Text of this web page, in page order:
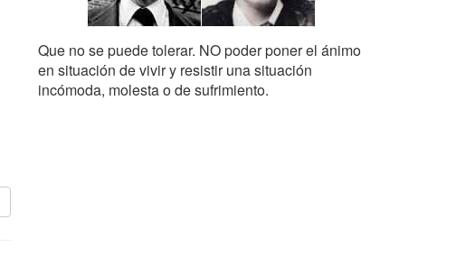
Que no se puede tolerar. NO poder poner el ánimo
en situación de vivir y resistir una situación
incómoda, molesta o de sufrimiento.